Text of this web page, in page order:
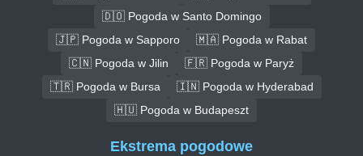
🇩🇴 Pogoda w Santo Domingo
🇯🇵 Pogoda w Sapporo
🇲🇦 Pogoda w Rabat
🇨🇳 Pogoda w Jilin
🇫🇷 Pogoda w Paryż
🇹🇷 Pogoda w Bursa
🇮🇳 Pogoda w Hyderabad
🇭🇺 Pogoda w Budapeszt
Ekstrema pogodowe